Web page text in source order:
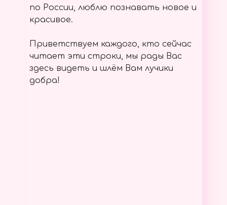
по России, люблю познавать новое и
красивое.
Приветствуем каждого, кто сейчас
читает эти строки, мы рады Вас
здесь видеть и шлём Вам лучики
добра!